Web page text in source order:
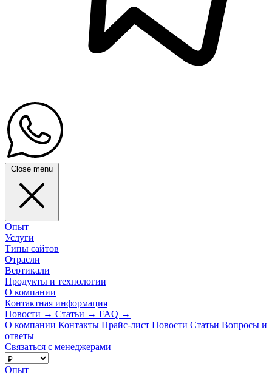
Close menu
Опыт
Услуги
Типы сайтов
Отрасли
Вертикали
Продукты и технологии
О компании
Контактная информация
Новости → Статьи → FAQ →
О компании Контакты Прайс-лист Новости Статьи Вопросы и
ответы
Связаться с менеджерами
Опыт